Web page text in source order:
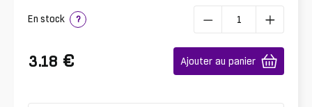
En stock ?
3.18 € Ajouter au panier